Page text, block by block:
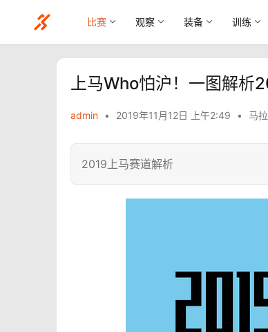
比赛 观察 装备 训练
上马Who怕沪！一图解析
admin • 2019年11月12日 上午2:49 • 马
2019上马赛道解析